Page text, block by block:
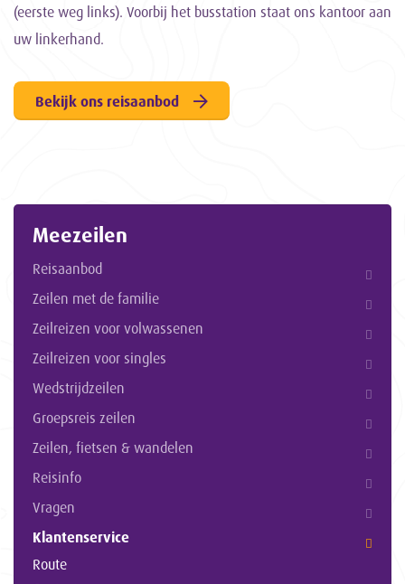
(eerste weg links). Voorbij het busstation staat ons kantoor aan
uw linkerhand.
Bekijk ons reisaanbod
Meezeilen
Reisaanbod
Zeilen met de familie
Zeilreizen voor volwassenen
Zeilreizen voor singles
Wedstrijdzeilen
Groepsreis zeilen
Zeilen, fietsen & wandelen
Reisinfo
Vragen
Klantenservice
Route